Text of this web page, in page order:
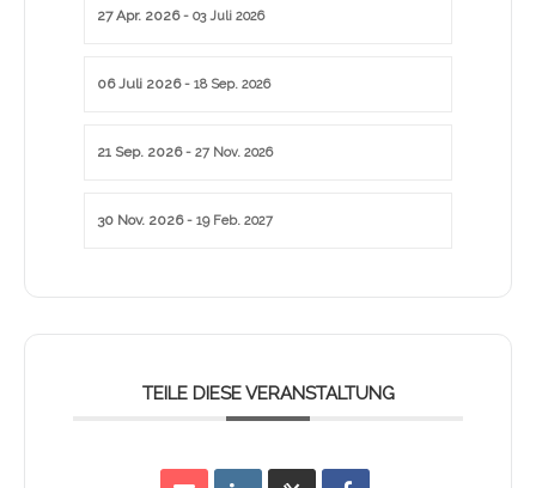
27 Apr. 2026- 03 Juli 2026
06 Juli 2026- 18 Sep. 2026
21 Sep. 2026- 27 Nov. 2026
30 Nov. 2026- 19 Feb. 2027
TEILE DIESE VERANSTALTUNG